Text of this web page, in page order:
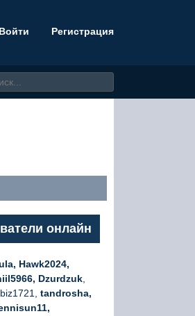
Регистрация
онлайн
Hawk2024,
Dzurdzuk
tandrosha,